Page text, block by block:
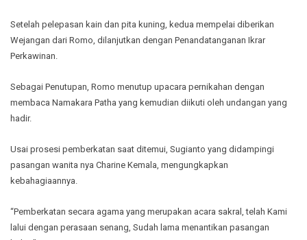
Setelah pelepasan kain dan pita kuning, kedua mempelai diberikan
Wejangan dari Romo, dilanjutkan dengan Penandatanganan Ikrar
Perkawinan.
Sebagai Penutupan, Romo menutup upacara pernikahan dengan
membaca Namakara Patha yang kemudian diikuti oleh undangan yang
hadir.
Usai prosesi pemberkatan saat ditemui, Sugianto yang didampingi
pasangan wanita nya Charine Kemala, mengungkapkan
kebahagiaannya.
“Pemberkatan secara agama yang merupakan acara sakral, telah Kami
lalui dengan perasaan senang, Sudah lama menantikan pasangan